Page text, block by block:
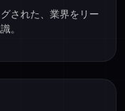
された、業界をリー
。